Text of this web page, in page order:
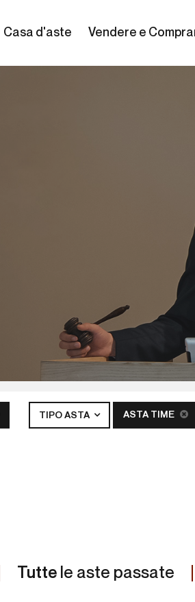
Casa d'aste Vendere e
TIPO ASTA ASTA TIME
Tutte le aste passate